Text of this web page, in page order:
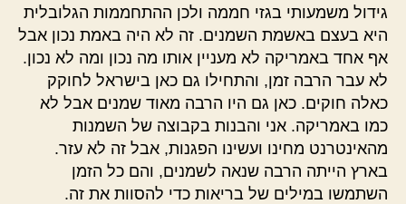
גידול משמעותי בגזי חממה ולכן ההתחממות הגלובלית
היא בעצם באשמת השמנים. זה לא היה באמת נכון אבל
אף אחד באמריקה לא מעניין אותו מה נכון ומה לא נכון.
לא עבר הרבה זמן, והתחילו גם כאן בישראל לחוקק
כאלה חוקים. כאן גם היו הרבה מאוד שמנים אבל לא
כמו באמריקה. אני והבנות בקבוצה של השמנות
מהאינטרנט מחינו ועשינו הפגנות, אבל זה לא עזר.
בארץ הייתה הרבה שנאה לשמנים, והם כל הזמן
השתמשו במילים של בריאות כדי להסוות את זה.